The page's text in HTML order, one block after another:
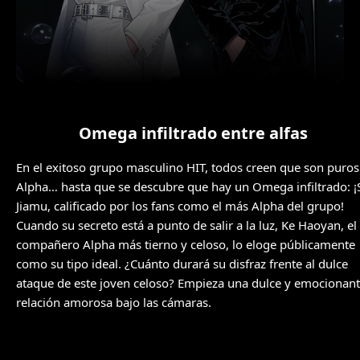
Omega infiltrado entre alfas
En el exitoso grupo masculino HIT, todos creen que son puros
Alpha… hasta que se descubre que hay un Omega infiltrado:
Jiamu, calificado por los fans como el más Alpha del grupo!
Cuando su secreto está a punto de salir a la luz, Ke Haoyan, el
compañero Alpha más tierno y celoso, lo eloge públicamente
como su tipo ideal. ¿Cuánto durará su disfraz frente al dulce
ataque de este joven celoso? Empieza una dulce y
relación amorosa bajo las cámaras.